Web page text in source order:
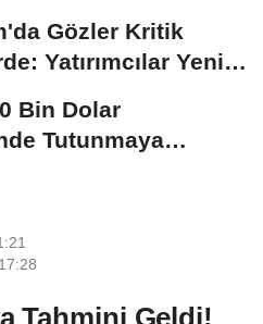
Gözler Kritik
Yatırımcılar Yeni
Bin Dolar
Tutunmaya